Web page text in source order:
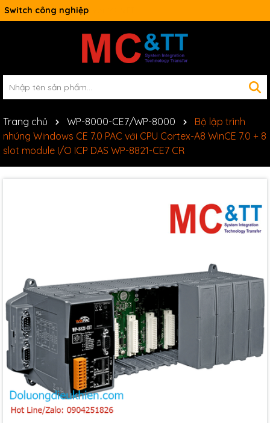
Switch công nghiệp
Trang chủ WP-8000-CE7/WP-8000
Bộ lập trình
nhúng Windows CE 7.0 PAC với CPU Cortex-A8 WinCE 7.0 + 8
slot module I/O ICP DAS WP-8821-CE7 CR
Mã giảm giá:
Ngày hết hạn: